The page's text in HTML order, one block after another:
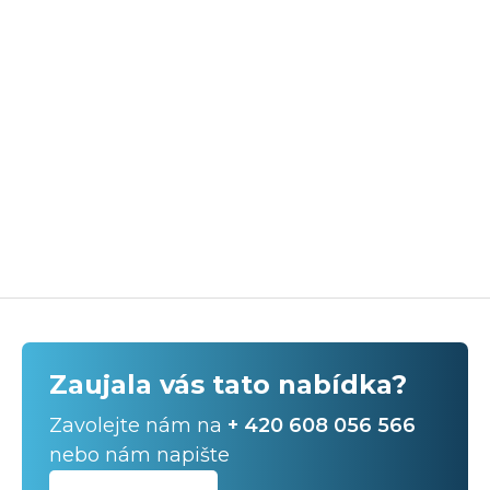
Zaujala vás tato nabídka?
Zavolejte nám na + 420 608 056 566
nebo nám napište